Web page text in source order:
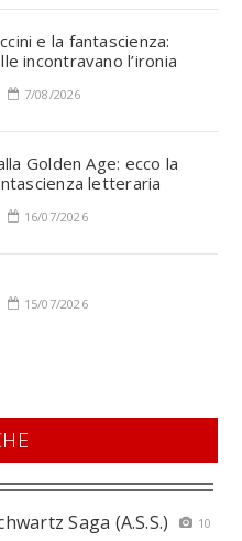
e la fantascienza:
incontravano l’ironia
7/08/2026
Golden Age: ecco la
letteraria
16/07/2026
15/07/2026
Saga (A.S.S.)
10